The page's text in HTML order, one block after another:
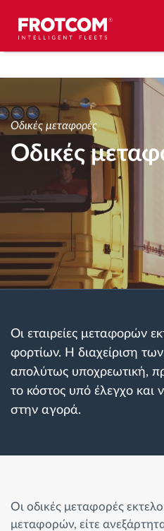
Εντοπισμός οχημάτων
αισθητήρων
Ανάλυση οδηγικής
Παρακολούθηση του
Διαχείριση εργατικού
Λήψη ταχογράφου από
Έλεγχος πρόσβασης
Διαχείριση καυσίμου
Σχεδιασμός και
Αυτόματη αναγνώριση
Πώς να λύσουμε τις
Οδικές μεταφορές
Οδικές
Οι εταιρείες μεταφορών
φορτίων. Η διαχείριση
απολύτως υποχρεωτική,
το κόστος υπό έλεγχο και
στην αγορά.
Οι οδικές μεταφορές
μεταφορών, είτε